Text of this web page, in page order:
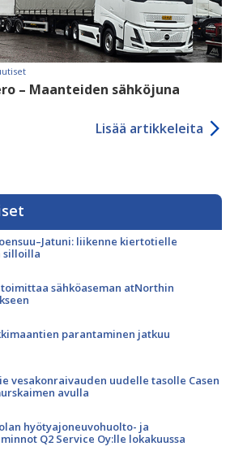
– Maanteiden sähköjuna
Lisää artikkeleita
liikenne kiertotielle
silloilla
toimittaa sähköaseman atNorthin
parantaminen jatkuu
vesakonraivauden uudelle tasolle Casen
avulla
hyötyajoneuvohuolto- ja
Q2 Service Oy:lle lokakuussa